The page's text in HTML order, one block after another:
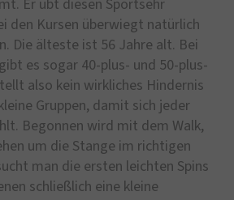
Er übt diesen Sportsehr
den Kursen überwiegt natürlich
Die älteste ist 56 Jahre alt. Bei
es sogar 40-plus- und 50-plus-
also kein wirkliches Hindernis
Gruppen, damit sich jeder
Begonnen wird mit dem Walk,
um die Stange im richtigen
man die ersten leichten Spins
schließlich eine kleine